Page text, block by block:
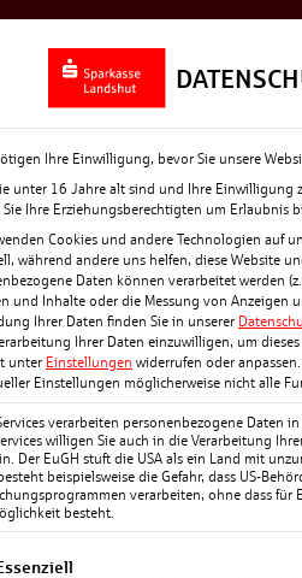
GUTEN ZWECK –
LANDSHUT
im Rahmen
Ehrenamts auf dem
für Projekte in der
Ihre Einwilligung, bevor Sie unsere
unter 16 Jahre alt sind und Ihre Einwilligung
Sie Ihre Erziehungsberechtigten um Erlaubnis
Cookies und andere Technologien auf
während andere uns helfen, diese Website
Daten können verarbeitet werden
und Inhalte oder die Messung von Anzeigen
Ihrer Daten finden Sie in unserer
Ihrer Daten einzuwilligen, um
unter Einstellungen widerrufen oder anpassen.
Einstellungen möglicherweise nicht alle
verarbeiten personenbezogene Daten
willigen Sie auch in die Verarbeitung
Der EuGH stuft die USA als ein Land mit
beispielsweise die Gefahr, dass US-
verarbeiten, ohne dass für
besteht.
eine Liste der Service-